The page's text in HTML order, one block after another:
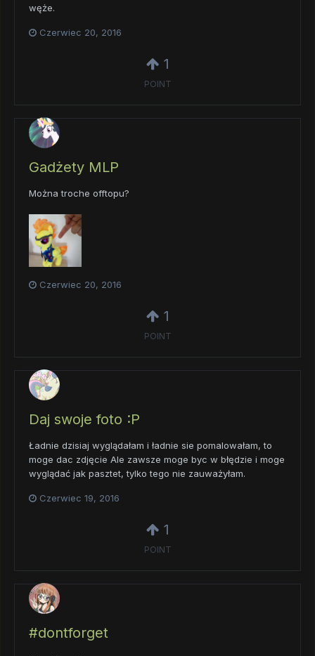
węże.
Czerwiec 20, 2016
1
POINT
Gadżety MLP
Można troche offtopu?
Czerwiec 20, 2016
1
POINT
Daj swoje foto :P
Ładnie dzisiaj wyglądałam i ładnie sie pomalowałam, to
moge dac zdjęcie Ale zawsze moge byc w błędzie i moge
wyglądać jak pasztet, tylko tego nie zauważyłam.
Czerwiec 19, 2016
1
POINT
#dontforget